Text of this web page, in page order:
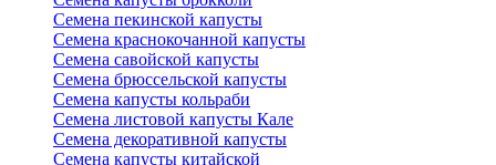
Семена пекинской капусты
Семена краснокочанной капусты
Семена савойской капусты
Семена брюссельской капусты
Семена капусты кольраби
Семена листовой капусты Кале
Семена декоративной капусты
Семена капусты китайской